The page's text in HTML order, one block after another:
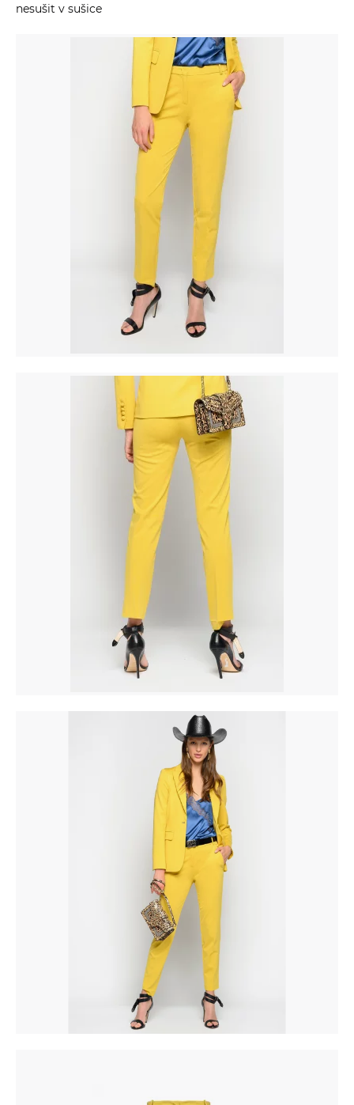
nesušit v sušice